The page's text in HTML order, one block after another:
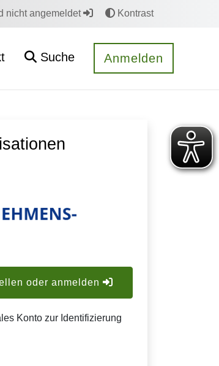
nicht angemeldet Kontrast
Suche Anmelden
oder anmelden
Konto zur Identifizierung